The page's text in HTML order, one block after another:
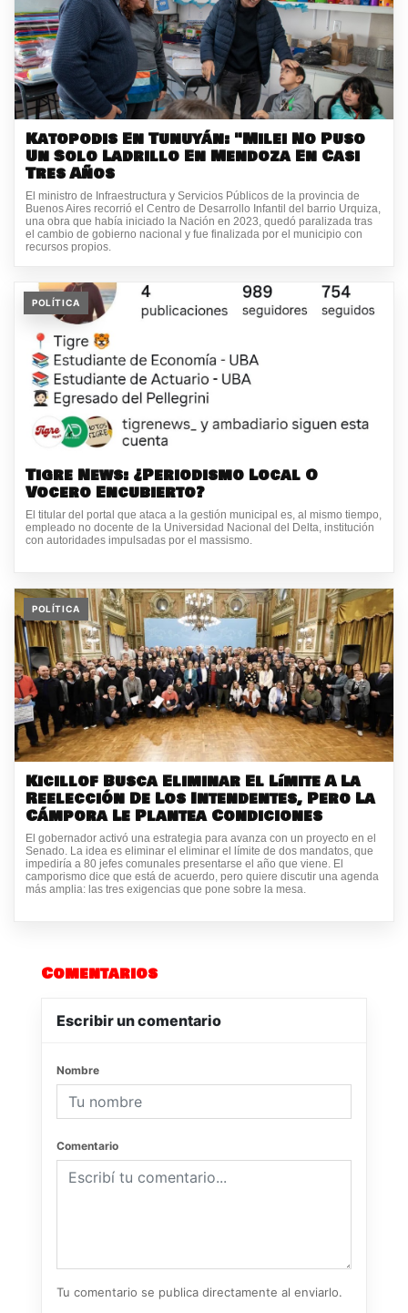
Katopodis En Tunuyán: "Milei No Puso
Un Solo Ladrillo En Mendoza En Casi
Tres Años
El ministro de Infraestructura y Servicios Públicos de la provincia de
Buenos Aires recorrió el Centro de Desarrollo Infantil del barrio Urquiza,
una obra que había iniciado la Nación en 2023, quedó paralizada tras
el cambio de gobierno nacional y fue finalizada por el municipio con
recursos propios.
POLÍTICA
Tigre News: ¿Periodismo Local O
Vocero Encubierto?
El titular del portal que ataca a la gestión municipal es, al mismo tiempo,
empleado no docente de la Universidad Nacional del Delta, institución
con autoridades impulsadas por el massismo.
POLÍTICA
Kicillof Busca Eliminar El Límite A La
Reelección De Los Intendentes, Pero La
Cámpora Le Plantea Condiciones
El gobernador activó una estrategia para avanza con un proyecto en el
Senado. La idea es eliminar el eliminar el límite de dos mandatos, que
impediría a 80 jefes comunales presentarse el año que viene. El
camporismo dice que está de acuerdo, pero quiere discutir una agenda
más amplia: las tres exigencias que pone sobre la mesa.
Comentarios
Escribir un comentario
Nombre
Comentario
Tu comentario se publica directamente al enviarlo.